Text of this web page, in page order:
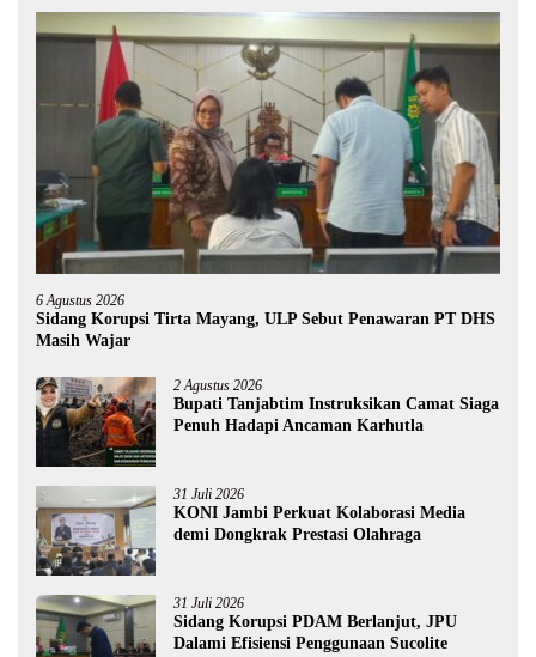
6 Agustus 2026
Sidang Korupsi Tirta Mayang, ULP Sebut Penawaran PT DHS
Masih Wajar
2 Agustus 2026
Bupati Tanjabtim Instruksikan Camat Siaga
Penuh Hadapi Ancaman Karhutla
31 Juli 2026
KONI Jambi Perkuat Kolaborasi Media
demi Dongkrak Prestasi Olahraga
31 Juli 2026
Sidang Korupsi PDAM Berlanjut, JPU
Dalami Efisiensi Penggunaan Sucolite